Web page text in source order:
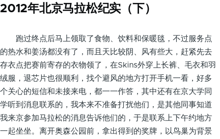
2012年北京马拉松纪实（下）
跑过终点后马上领取了食物、饮料和保暖毯，不过服务点
的热水和姜汤都没有了，而且天比较阴、风有些大，赶紧先去
存衣点把赛前寄存的衣物领了，在Skins外穿上长裤、毛衣和羽
绒服，退芯片也很顺利，找个避风的地方打开手机一看，好多
个关心的短信和未接来电，都一一作答，其中还有在京大学同
学听到消息联系的，我本来不准备打扰他们，是其他同事知道
我来京参加马拉松的消息告诉他们的，于是联系上下午约地方
一起坐坐。离开奥森公园前，拿出得到的奖牌，以鸟巢为背景